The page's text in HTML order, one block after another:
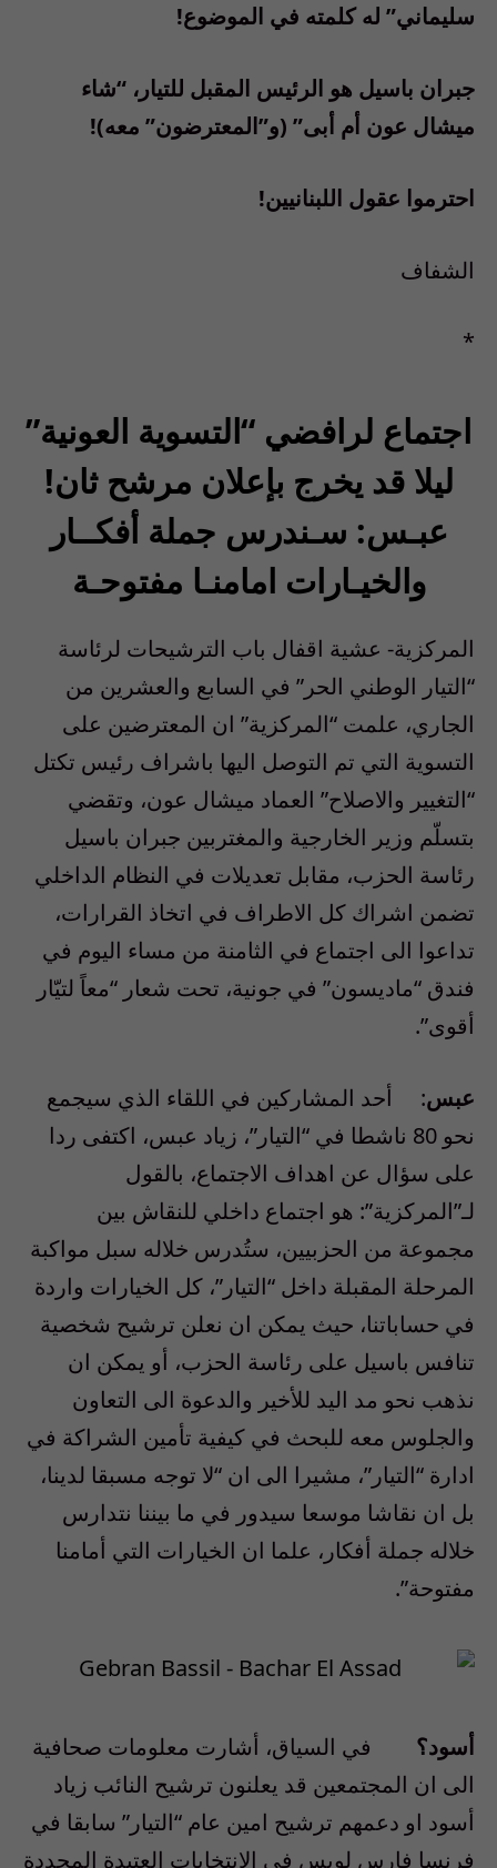
سليماني” له كلمته في الموضوع!
جبران باسيل هو الرئيس المقبل للتيار، “شاء
ميشال عون أم أبى” (و”المعترضون” معه)!
احترموا عقول اللبنانيين!
الشفاف
*
اجتماع لرافضي “التسوية العونية”
ليلا قد يخرج بإعلان مرشح ثان!
عبـس: سـندرس جملة أفكــار
والخيـارات امامنـا مفتوحـة
المركزية- عشية اقفال باب الترشيحات لرئاسة
“التيار الوطني الحر” في السابع والعشرين من
الجاري، علمت “المركزية” ان المعترضين على
التسوية التي تم التوصل اليها باشراف رئيس تكتل
“التغيير والاصلاح” العماد ميشال عون، وتقضي
بتسلّم وزير الخارجية والمغتربين جبران باسيل
رئاسة الحزب، مقابل تعديلات في النظام الداخلي
تضمن اشراك كل الاطراف في اتخاذ القرارات،
تداعوا الى اجتماع في الثامنة من مساء اليوم في
فندق “ماديسون” في جونية، تحت شعار “معاً لتيّار
أقوى”.
عبس: أحد المشاركين في اللقاء الذي سيجمع
نحو 80 ناشطا في “التيار”، زياد عبس، اكتفى ردا
على سؤال عن اهداف الاجتماع، بالقول
لـ”المركزية”: هو اجتماع داخلي للنقاش بين
مجموعة من الحزبيين، ستُدرس خلاله سبل مواكبة
المرحلة المقبلة داخل “التيار”، كل الخيارات واردة
في حساباتنا، حيث يمكن ان نعلن ترشيح شخصية
تنافس باسيل على رئاسة الحزب، أو يمكن ان
نذهب نحو مد اليد للأخير والدعوة الى التعاون
والجلوس معه للبحث في كيفية تأمين الشراكة في
ادارة “التيار”، مشيرا الى ان “لا توجه مسبقا لدينا،
بل ان نقاشا موسعا سيدور في ما بيننا نتدارس
خلاله جملة أفكار، علما ان الخيارات التي أمامنا
مفتوحة”.
أسود؟ في السياق، أشارت معلومات صحافية
الى ان المجتمعين قد يعلنون ترشيح النائب زياد
أسود او دعمهم ترشيح امين عام “التيار” سابقا في
فرنسا فارس لويس في الانتخابات العتيدة المحددة